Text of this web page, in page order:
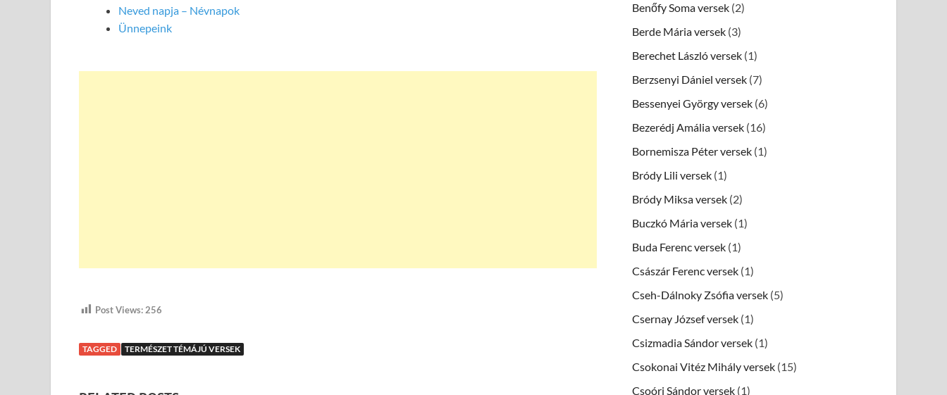
Neved napja – Névnapok
Ünnepeink
Post Views: 256
TAGGED TERMÉSZET TÉMÁJÚ VERSEK
Benőfy Soma versek (2)
Berde Mária versek (3)
Berechet László versek (1)
Berzsenyi Dániel versek (7)
Bessenyei György versek (6)
Bezerédj Amália versek (16)
Bornemisza Péter versek (1)
Bródy Lili versek (1)
Bródy Miksa versek (2)
Buczkó Mária versek (1)
Buda Ferenc versek (1)
Császár Ferenc versek (1)
Cseh-Dálnoky Zsófia versek (5)
Csernay József versek (1)
Csizmadia Sándor versek (1)
Csokonai Vitéz Mihály versek (15)
Csoóri Sándor versek (1)